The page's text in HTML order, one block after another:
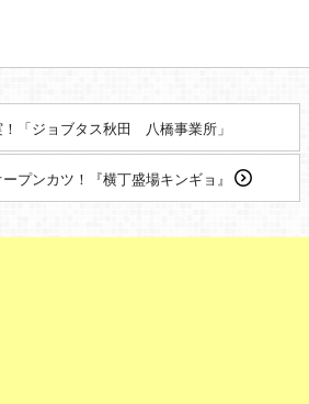
「ジョブタス秋田 八橋事業所」
プンカツ！『横丁盛場キンギョ』